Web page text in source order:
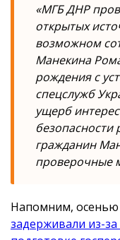
«МГБ ДНР
открытых
возможном
Манекина
рождения с
спецслужб
ущерб
безопасности
гражданин
проверочные
Напомним, осенью
задерживали из-